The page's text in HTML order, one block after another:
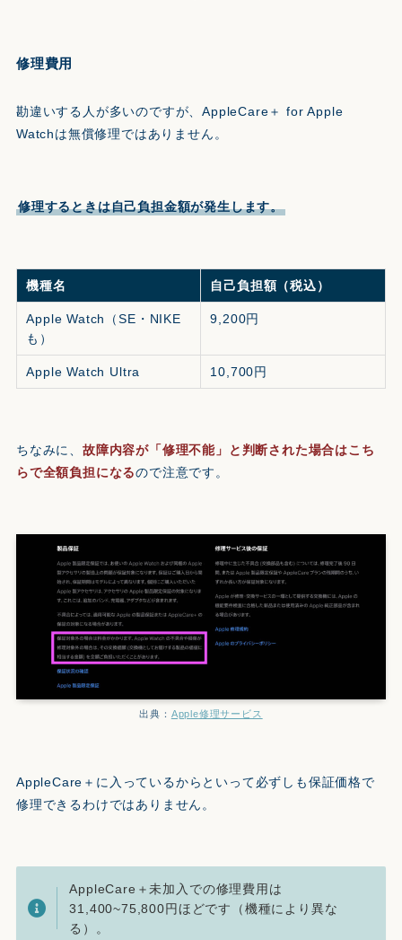
修理費用
勘違いする人が多いのですが、AppleCare＋ for Apple
Watchは無償修理ではありません。
修理するときは自己負担金額が発生します。
機種名 自己負担額（税込）
Apple Watch（SE・NIKE
も）
9,200円
Apple Watch Ultra 10,700円
ちなみに、 故障内容が「修理不能」と判断された場合はこち
らで全額負担になるので注意です。
出典： Apple修理サービス
AppleCare＋に入っているからといって必ずしも保証価格で
修理できるわけではありません。
AppleCare＋未加入での修理費用は
31,400~75,800円ほどです（機種により異な
る）。